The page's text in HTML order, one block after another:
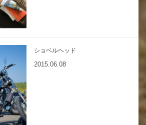
ショベルヘッド
2015.06.08